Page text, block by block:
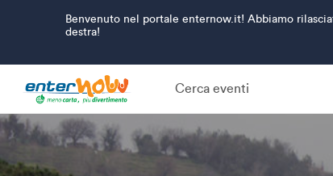
Benvenuto nel portale enternow.it! Abbiamo
destra!
Cerca eventi